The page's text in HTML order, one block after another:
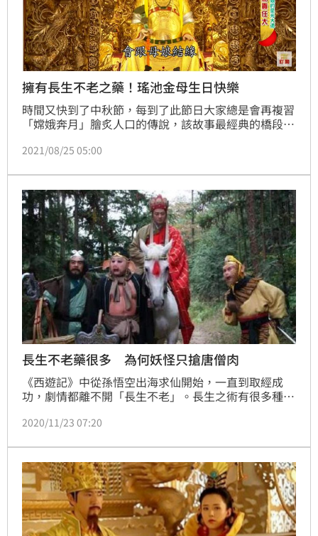
擁有長生不老之藥！瑤池金母生日快樂
時間又快到了中秋節，每到了此節日大家總是會再複習
「嫦娥奔月」膾炙人口的傳說，該故事最經典的橋段就
吃。而今天農曆七月十八正是這位擁有長生不老藥的神
會有全部人都夢寐以求的不老之藥呢？就讓我們繼續看
下去。
2021/08/25 05:00
長生不老藥很多 為何妖怪只搶唐僧肉
《西遊記》中從孫悟空出海求仙開始，一直到取經成
功，劇情都離不開「長生不老」。長生之術有很多種，
少，而這世間卻只有一個唐僧，為什麼妖怪們不去打人
佛、道鬥爭，以及唐僧是「金蟬子」轉世的秘密有關。
2020/11/23 07:20